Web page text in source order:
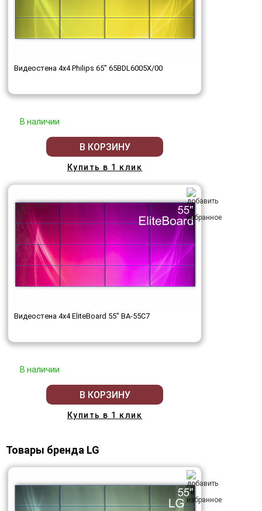
Видеостена 4x4 Philips 65" 65BDL6005X/00
В наличии
В КОРЗИНУ
Купить в 1 клик
Видеостена 4x4 EliteBoard 55" BA-55C7
В наличии
В КОРЗИНУ
Купить в 1 клик
Товары бренда LG